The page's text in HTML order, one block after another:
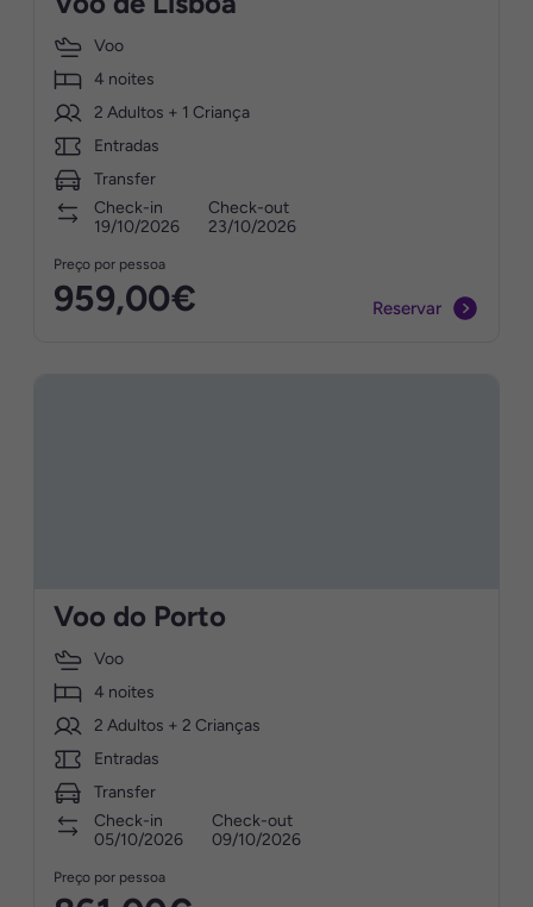
Voo
4 noites
2 Adultos + 1 Criança
Entradas
Transfer
Check-in
19/10/2026
Check-out
23/10/2026
Preço por pessoa
959,00€ Reservar
Voo do Porto
Voo
4 noites
2 Adultos + 2 Crianças
Entradas
Transfer
Check-in
05/10/2026
Check-out
09/10/2026
Preço por pessoa